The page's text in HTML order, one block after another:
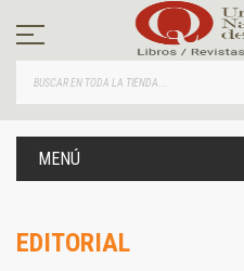
contenido
MENÚ
EDITORIAL